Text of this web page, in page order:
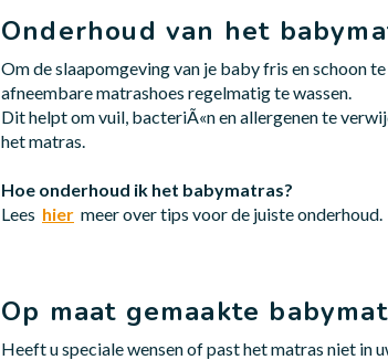
Onderhoud van het
Om de slaapomgeving van je baby fris en schoon
afneembare matrashoes regelmatig te wassen.
Dit helpt om vuil, bacteriÃ«n en allergenen te
het matras.
Hoe onderhoud ik het babymatras?
Lees hier meer over tips voor de juiste onderhoud.
Op maat gemaakte
Heeft u speciale wensen of past het matras niet in